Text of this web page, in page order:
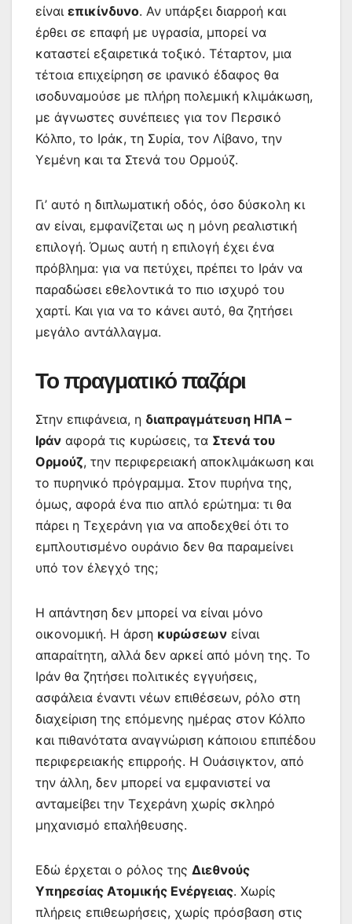
είναι επικίνδυνο. Αν υπάρξει διαρροή και
έρθει σε επαφή με υγρασία, μπορεί να
καταστεί εξαιρετικά τοξικό. Τέταρτον, μια
τέτοια επιχείρηση σε ιρανικό έδαφος θα
ισοδυναμούσε με πλήρη πολεμική κλιμάκωση,
με άγνωστες συνέπειες για τον Περσικό
Κόλπο, το Ιράκ, τη Συρία, τον Λίβανο, την
Υεμένη και τα Στενά του Ορμούζ.
Γι’ αυτό η διπλωματική οδός, όσο δύσκολη κι
αν είναι, εμφανίζεται ως η μόνη ρεαλιστική
επιλογή. Όμως αυτή η επιλογή έχει ένα
πρόβλημα: για να πετύχει, πρέπει το Ιράν να
παραδώσει εθελοντικά το πιο ισχυρό του
χαρτί. Και για να το κάνει αυτό, θα ζητήσει
μεγάλο αντάλλαγμα.
Το πραγματικό παζάρι
Στην επιφάνεια, η διαπραγμάτευση ΗΠΑ –
Ιράν αφορά τις κυρώσεις, τα Στενά του
Ορμούζ, την περιφερειακή αποκλιμάκωση και
το πυρηνικό πρόγραμμα. Στον πυρήνα της,
όμως, αφορά ένα πιο απλό ερώτημα: τι θα
πάρει η Τεχεράνη για να αποδεχθεί ότι το
εμπλουτισμένο ουράνιο δεν θα παραμείνει
υπό τον έλεγχό της;
Η απάντηση δεν μπορεί να είναι μόνο
οικονομική. Η άρση κυρώσεων είναι
απαραίτητη, αλλά δεν αρκεί από μόνη της. Το
Ιράν θα ζητήσει πολιτικές εγγυήσεις,
ασφάλεια έναντι νέων επιθέσεων, ρόλο στη
διαχείριση της επόμενης ημέρας στον Κόλπο
και πιθανότατα αναγνώριση κάποιου επιπέδου
περιφερειακής επιρροής. Η Ουάσιγκτον, από
την άλλη, δεν μπορεί να εμφανιστεί να
ανταμείβει την Τεχεράνη χωρίς σκληρό
μηχανισμό επαλήθευσης.
Εδώ έρχεται ο ρόλος της Διεθνούς
Υπηρεσίας Ατομικής Ενέργειας. Χωρίς
πλήρεις επιθεωρήσεις, χωρίς πρόσβαση στις